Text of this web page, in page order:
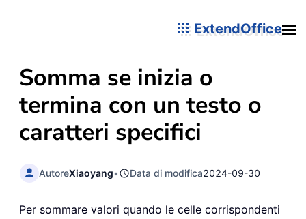
ExtendOffice
Somma se inizia o
termina con un testo o
caratteri specifici
AutoreXiaoyang• Data di modifica2024-09-30
Per sommare valori quando le celle corrispondenti